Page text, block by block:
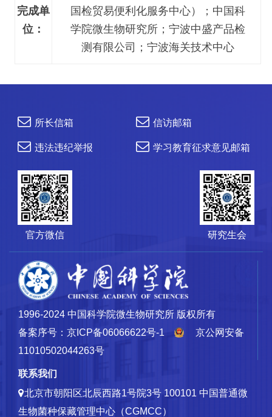
完成单
位：
国检贸易便利化服务中心）；中国科
学院微生物研究所；宁波中盛产品检
测有限公司；宁波海关技术中心
所长信箱 信访邮箱
违法违纪举报 学习教育征求意见邮箱
官方微信 研究生会
1996-2024 中国科学院微生物研究所 版权所有
备案序号：京ICP备06066622号-1
京公网安备
11010502044263号
联系我们
北京市朝阳区北辰西路1号院3号 100101 中国普通微
生物菌种保藏管理中心（CGMCC）